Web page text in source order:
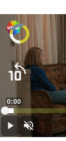
Video
Oynatıcısı
yükleniyor.
OynatSesi
Aç
Süre
0:00
Yüklendi:
4.15%